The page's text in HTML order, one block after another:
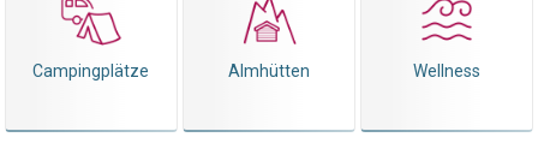
Campingplätze Almhütten Wellness